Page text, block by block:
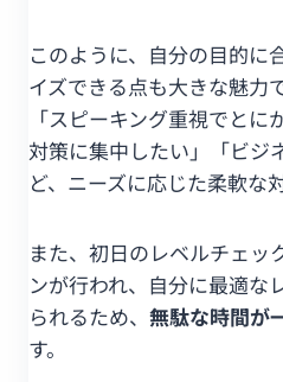
このように、自分の目的に
イズできる点も大きな魅力で
「スピーキング重視でと
対策に集中したい」「ビジ
ど、ニーズに応じた柔軟な
また、初日のレベルチェッ
ンが行われ、自分に最適な
られるため、 無駄な時間が
す。